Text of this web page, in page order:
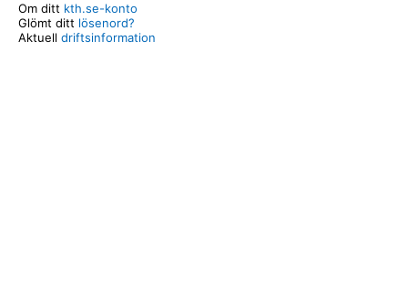
Om ditt kth.se-konto
Glömt ditt lösenord?
Aktuell driftsinformation